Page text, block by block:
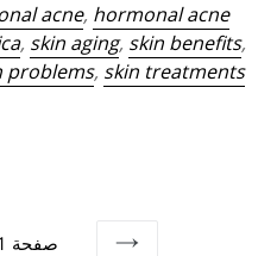
acne, hormonal acne
, skin aging, skin benefits,
problems, skin treatments
صفحة 1 ل 5